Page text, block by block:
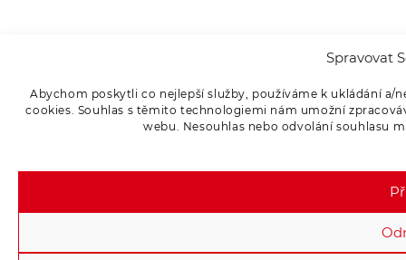
Spravovat
Abychom poskytli co nejlepší služby, používáme k ukládání
cookies. Souhlas s těmito technologiemi nám umožní
webu. Nesouhlas nebo odvolání souhlasu